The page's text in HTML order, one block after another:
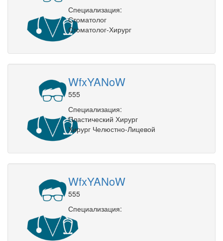
Специализация:
Стоматолог
Стоматолог-Хирург
WfxYANoW
555
Специализация:
Пластический Хирург
Хирург Челюстно-Лицевой
WfxYANoW
555
Специализация: